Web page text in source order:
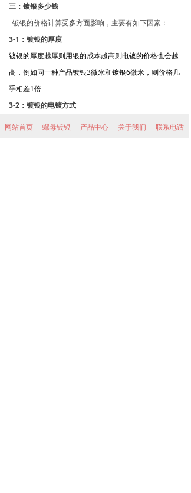
三：镀银多少钱
镀银的价格计算受多方面影响，主要有如下因素：
3-1：镀银的厚度
镀银的厚度越厚则用银的成本越高则电镀的价格也会越
高，例如同一种产品镀银3微米和镀银6微米，则价格几
乎相差1倍
3-2：镀银的电镀方式
一般来说相同的镀银厚度，滚镀银的价格最低，挂镀
网站首页 螺母镀银 产品中心 关于我们 联系电话